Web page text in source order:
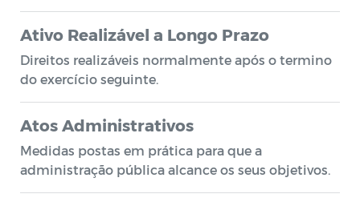
Ativo Realizável a Longo Prazo
Direitos realizáveis normalmente após o termino
do exercício seguinte.
Atos Administrativos
Medidas postas em prática para que a
administração pública alcance os seus objetivos.